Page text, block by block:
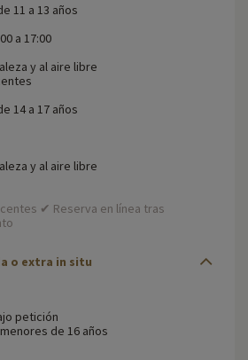
11 a 13 años
a 17:00
y al aire libre
14 a 17 años
y al aire libre
✔ Reserva en línea tras
o extra in situ
petición
de 16 años